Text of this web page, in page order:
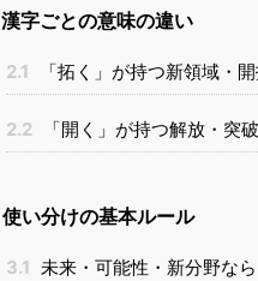
漢字ごとの意味の違い
2.1 「拓く」が持つ新領域・
2.2 「開く」が持つ解放・突
使い分けの基本ルール
3.1 未来・可能性・新分野なら